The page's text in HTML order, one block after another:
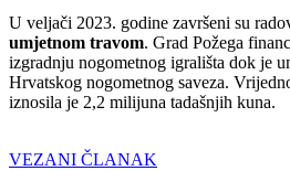
U veljači 2023. godine završeni su
umjetnom travom. Grad Požega
izgradnju nogometnog igrališta dok je
Hrvatskog nogometnog saveza.
iznosila je 2,2 milijuna tadašnjih kuna.
VEZANI ČLANAK